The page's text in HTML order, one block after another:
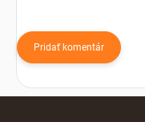
Pridať komentár